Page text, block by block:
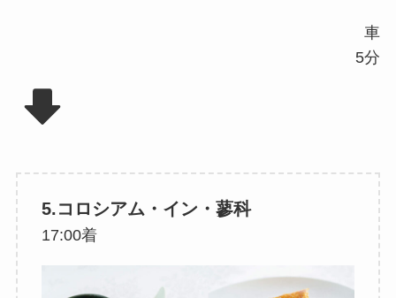
車
5分
5.コロシアム・イン・蓼科
17:00着